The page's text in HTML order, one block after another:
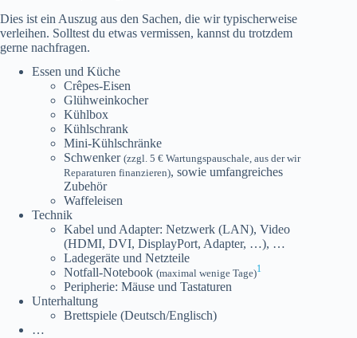
Dies ist ein Auszug aus den Sachen, die wir typischerweise
verleihen. Solltest du etwas vermissen, kannst du trotzdem
gerne nachfragen.
Essen und Küche
Crêpes-Eisen
Glühweinkocher
Kühlbox
Kühlschrank
Mini-Kühlschränke
Schwenker (zzgl. 5 € Wartungspauschale, aus der wir
Reparaturen finanzieren), sowie umfangreiches
Zubehör
Waffeleisen
Technik
Kabel und Adapter: Netzwerk (LAN), Video
(HDMI, DVI, DisplayPort, Adapter, …), …
Ladegeräte und Netzteile
Notfall-Notebook (maximal wenige Tage)1
Peripherie: Mäuse und Tastaturen
Unterhaltung
Brettspiele (Deutsch/Englisch)
…